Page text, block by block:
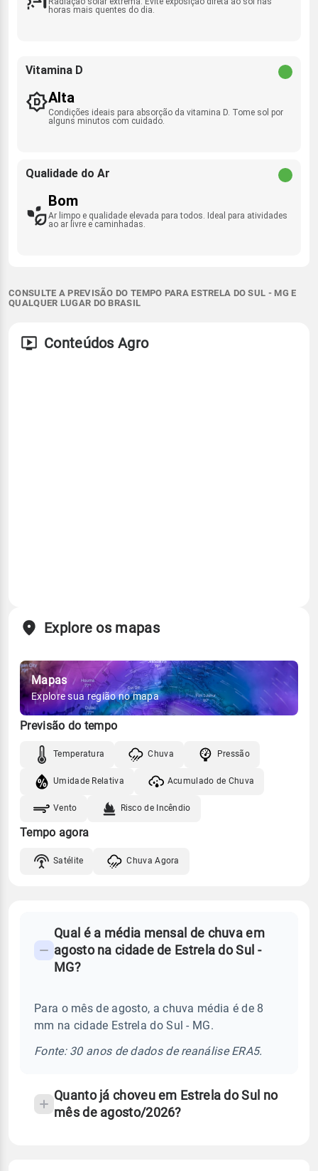
horas mais quentes do dia.
Vitamina D
Alta
Condições ideais para absorção da vitamina D. Tome sol por
alguns minutos com cuidado.
Qualidade do Ar
Bom
Ar limpo e qualidade elevada para todos. Ideal para atividades
ao ar livre e caminhadas.
CONSULTE A PREVISÃO DO TEMPO PARA ESTRELA DO SUL - MG E
QUALQUER LUGAR DO BRASIL
Conteúdos Agro
Explore os mapas
Mapas
Explore sua região no mapa
Previsão do tempo
Temperatura Chuva Pressão
Umidade Relativa Acumulado de Chuva
Vento Risco de Incêndio
Tempo agora
Satélite Chuva Agora
Perguntas
frequentes
chuva
temperatura
Qual é a média mensal de chuva em
agosto na cidade de Estrela do Sul -
MG?
Para o mês de agosto, a chuva média é de 8
mm na cidade Estrela do Sul - MG.
Fonte: 30 anos de dados de reanálise ERA5.
Quanto já choveu em Estrela do Sul no
mês de agosto/2026?